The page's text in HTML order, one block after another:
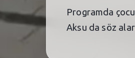
Programda
Aksu da söz